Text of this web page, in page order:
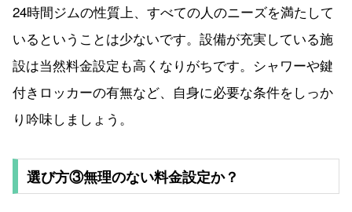
24時間ジムの性質上、すべての人のニーズを満たして
いるということは少ないです。設備が充実している施
設は当然料金設定も高くなりがちです。シャワーや鍵
付きロッカーの有無など、自身に必要な条件をしっか
り吟味しましょう。
選び方③無理のない料金設定か？